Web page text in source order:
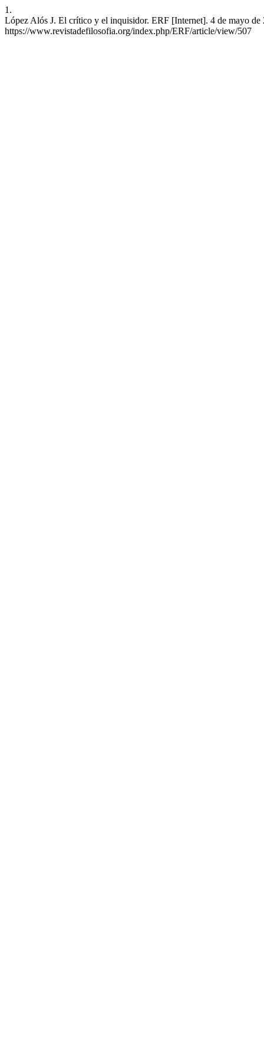
1.
López Alós J. El crítico y el inquisidor. ERF [Internet]. 4 de mayo
https://www.revistadefilosofia.org/index.php/ERF/article/view/507